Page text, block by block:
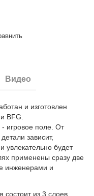
Видео
и изготовлен
BFG.
игровое поле. От
зависит,
увлекательно будет
применены сразу две
инженерами и
состоит из 3 слоев,